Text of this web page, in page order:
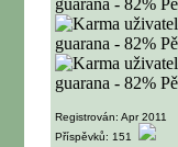
Registrován: Apr 2011
Příspěvků: 151